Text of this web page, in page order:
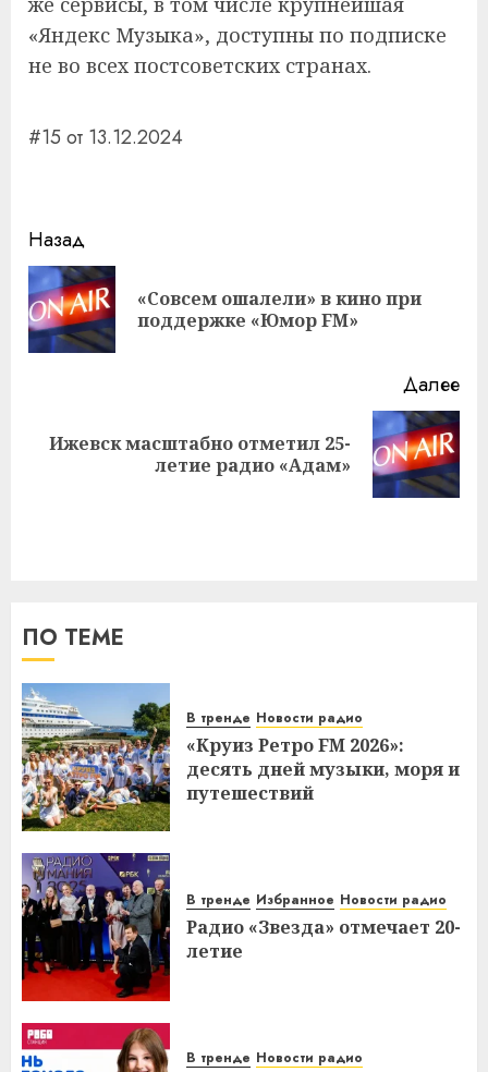
«Яндекс Музыка», доступны по подписке
не во всех постсоветских странах.
#15 от 13.12.2024
Навигация
записи
Назад
«Совсем ошалели» в кино при
поддержке «Юмор FM»
Далее
Следующая
Ижевск масштабно отметил 25-
летие радио «Адам»
ПО ТЕМЕ
В тренде Новости радио
«Круиз Ретро FM 2026»:
десять дней музыки, моря и
путешествий
В тренде Избранное Новости радио
Радио «Звезда» отмечает 20-
летие
В тренде Новости радио